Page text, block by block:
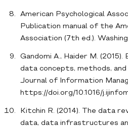
American Psychological
Publication manual of the
Association (7th ed.).
Gandomi A., Haider M.
data concepts, methods,
Journal of Information
https://doi.org/10.1016/
Kitchin R. (2014). The data
data, data infrastructures